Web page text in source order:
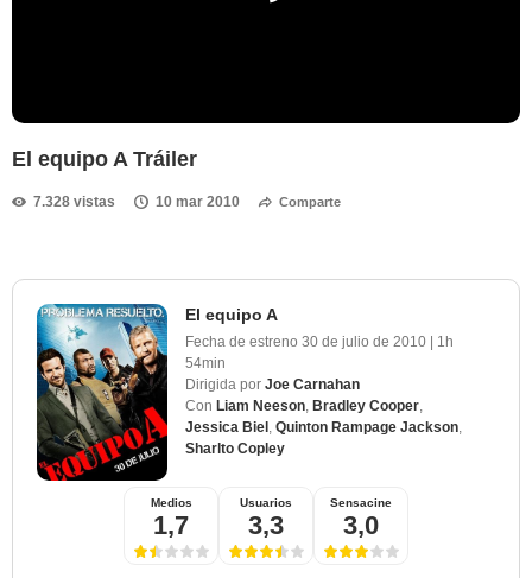
El equipo A Tráiler
7.328 vistas 10 mar 2010 Comparte
El equipo A
Fecha de estreno 30 de julio de 2010 | 1h
54min
Dirigida por Joe Carnahan
Con Liam Neeson Bradley Cooper
Jessica Biel Quinton Rampage Jackson
Sharlto Copley
Medios
1,7
Usuarios
3,3
Sensacine
3,0